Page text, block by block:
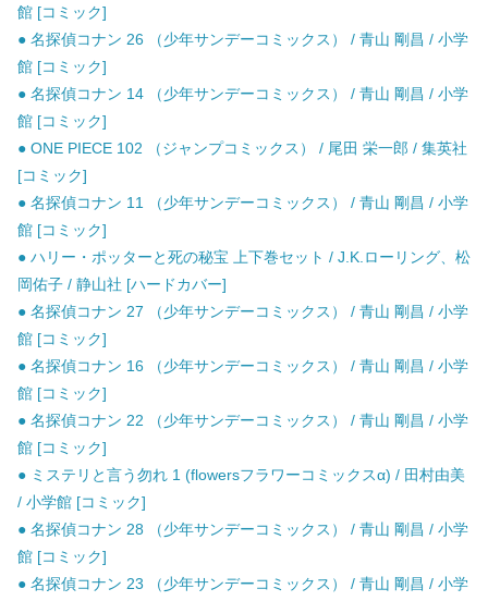
館 [コミック]
● 名探偵コナン 26 （少年サンデーコミックス） / 青山 剛昌 / 小学
館 [コミック]
● 名探偵コナン 14 （少年サンデーコミックス） / 青山 剛昌 / 小学
館 [コミック]
● ONE PIECE 102 （ジャンプコミックス） / 尾田 栄一郎 / 集英社
[コミック]
● 名探偵コナン 11 （少年サンデーコミックス） / 青山 剛昌 / 小学
館 [コミック]
● ハリー・ポッターと死の秘宝 上下巻セット / J.K.ローリング、松
岡佑子 / 静山社 [ハードカバー]
● 名探偵コナン 27 （少年サンデーコミックス） / 青山 剛昌 / 小学
館 [コミック]
● 名探偵コナン 16 （少年サンデーコミックス） / 青山 剛昌 / 小学
館 [コミック]
● 名探偵コナン 22 （少年サンデーコミックス） / 青山 剛昌 / 小学
館 [コミック]
● ミステリと言う勿れ 1 (flowersフラワーコミックスα) / 田村由美
/ 小学館 [コミック]
● 名探偵コナン 28 （少年サンデーコミックス） / 青山 剛昌 / 小学
館 [コミック]
● 名探偵コナン 23 （少年サンデーコミックス） / 青山 剛昌 / 小学